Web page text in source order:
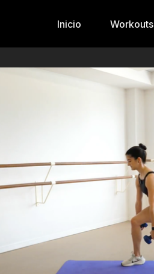
Inicio Workouts